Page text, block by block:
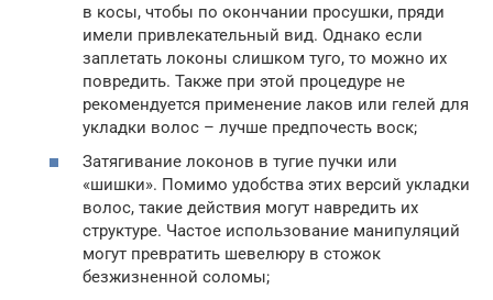
в косы, чтобы по окончании просушки, пряди
имели привлекательный вид. Однако если
заплетать локоны слишком туго, то можно их
повредить. Также при этой процедуре не
рекомендуется применение лаков или гелей для
укладки волос – лучше предпочесть воск;
Затягивание локонов в тугие пучки или
«шишки». Помимо удобства этих версий укладки
волос, такие действия могут навредить их
структуре. Частое использование манипуляций
могут превратить шевелюру в стожок
безжизненной соломы;